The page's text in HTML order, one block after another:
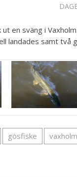
ut en sväng i
landades samt två
gösfiske vaxholm